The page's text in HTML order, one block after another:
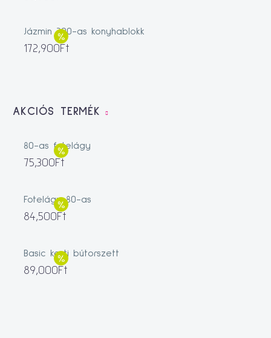
Jázmin 200-as konyhablokk
172,900Ft
AKCIÓS TERMÉK
80-as fotelágy
75,300Ft
Fotelágy 80-as
84,500Ft
Basic kerti bútorszett
89,000Ft